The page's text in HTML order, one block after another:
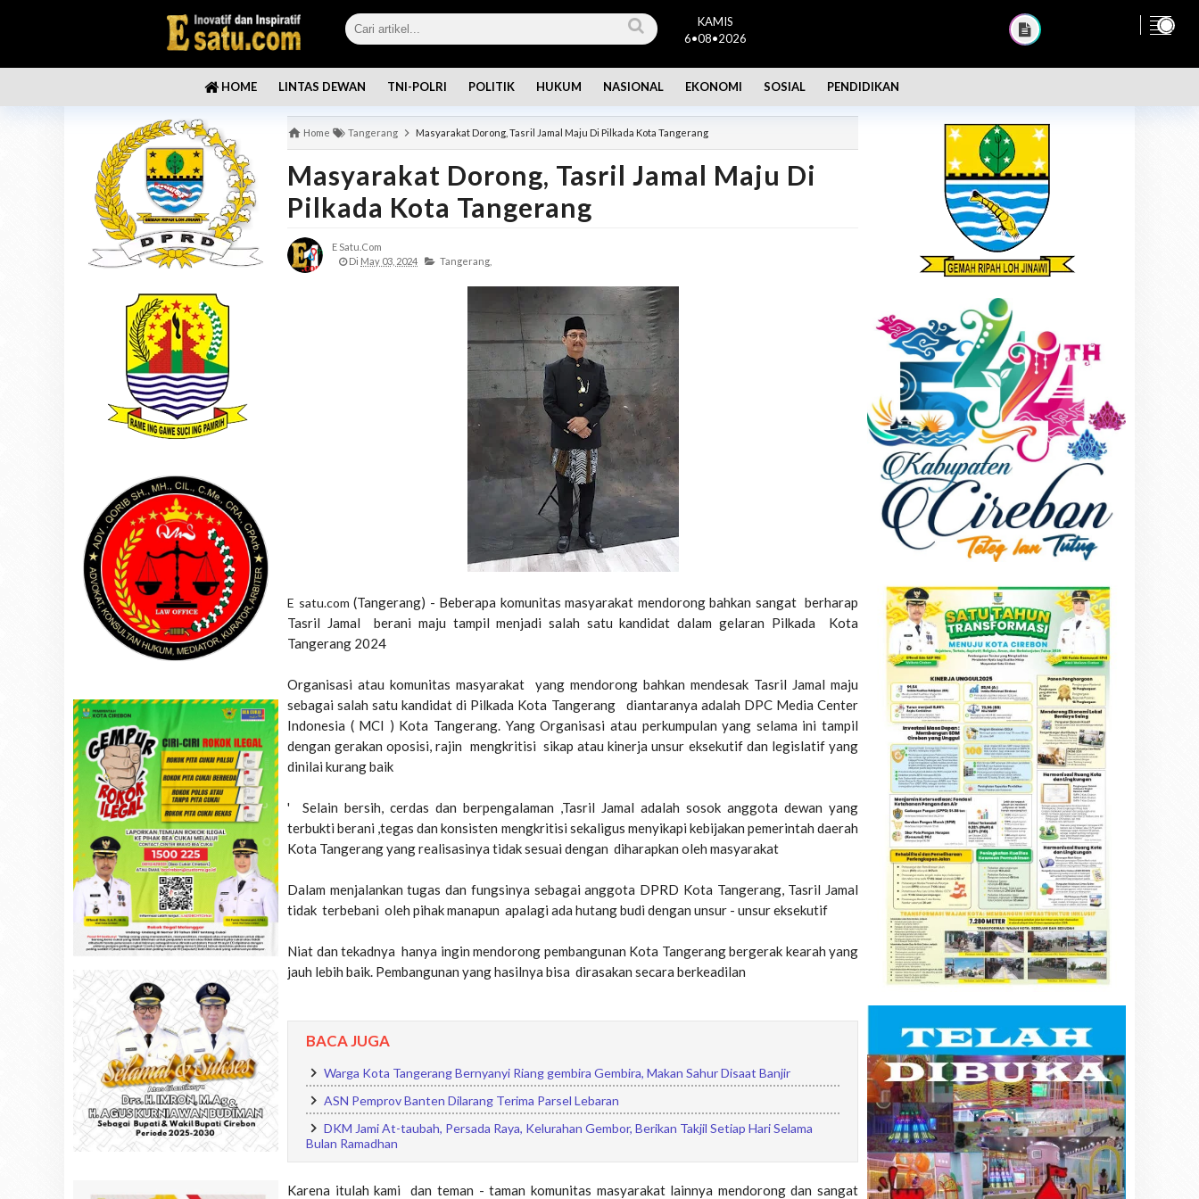
KAMIS
6•08•2026
HOME LINTAS DEWAN TNI-POLRI POLITIK HUKUM NASIONAL EKONOMI SOSIAL PENDIDIKAN
Home Tangerang Masyarakat Dorong, Tasril Jamal Maju Di Pilkada Kota Tangerang
Masyarakat Dorong, Tasril Jamal Maju Di
Pilkada Kota Tangerang
E Satu.com
Di May 03, 2024 Tangerang,
E satu.com(Tangerang) - Beberapa komunitas masyarakat mendorong bahkan sangat berharap
Tasril Jamal berani maju tampil menjadi salah satu kandidat dalam gelaran Pilkada Kota
Tangerang 2024
Organisasi atau komunitas masyarakat yang mendorong bahkan mendesak Tasril Jamal maju
sebagai salah satu kandidat di Pilkada Kota Tangerang diantaranya adalah DPC Media Center
Indonesia ( MCI ) Kota Tangerang. Yang Organisasi atau perkumpulan yang selama ini tampil
dengan gerakan oposisi, rajin mengkritisi sikap atau kinerja unsur eksekutif dan legislatif yang
dinilai kurang baik
' Selain bersih, cerdas dan berpengalaman ,Tasril Jamal adalah sosok anggota dewan yang
terbukti berani ,tegas dan konsisten mengkritisi sekaligus menyikapi kebijakan pemerintah daerah
Kota Tangerang yang realisasinya tidak sesuai dengan diharapkan oleh masyarakat
Dalam menjalankan tugas dan fungsinya sebagai anggota DPRD Kota Tangerang, Tasril Jamal
tidak terbebani oleh pihak manapun apalagi ada hutang budi dengan unsur - unsur eksekutif
Niat dan tekadnya hanya ingin mendorong pembangunan Kota Tangerang bergerak kearah yang
jauh lebih baik. Pembangunan yang hasilnya bisa dirasakan secara berkeadilan
BACA JUGA
Warga Kota Tangerang Bernyanyi Riang gembira Gembira, Makan Sahur Disaat Banjir
ASN Pemprov Banten Dilarang Terima Parsel Lebaran
DKM Jami At-taubah, Persada Raya, Kelurahan Gembor, Berikan Takjil Setiap Hari Selama
Bulan Ramadhan
Karena itulah kami dan teman - taman komunitas masyarakat lainnya mendorong dan sangat